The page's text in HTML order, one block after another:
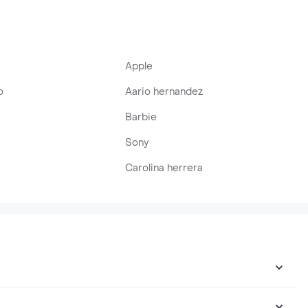
Apple
Aario hernandez
Barbie
Sony
Carolina herrera